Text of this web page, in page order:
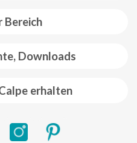
Bereich
Downloads
erhalten